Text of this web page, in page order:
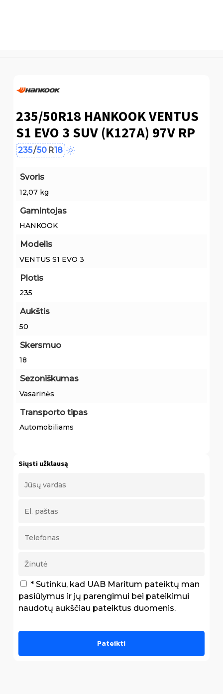
235/50R18 HANKOOK VENTUS
S1 EVO 3 SUV (K127A) 97V RP
235/50 R18
Svoris
12,07 kg
Gamintojas
HANKOOK
Modelis
VENTUS S1 EVO 3
Plotis
235
Aukštis
50
Skersmuo
18
Sezoniškumas
Vasarinės
Transporto tipas
Automobiliams
Siųsti užklausą
* Sutinku, kad UAB Maritum pateiktų man
pasiūlymus ir jų parengimui bei pateikimui
naudotų aukščiau pateiktus duomenis.